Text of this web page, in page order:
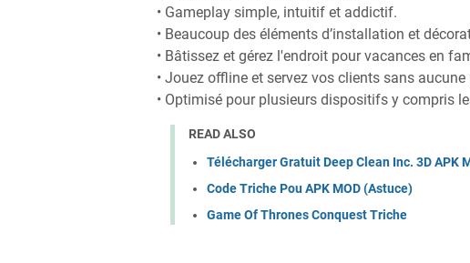
• Gameplay simple, intuitif et addictif.
• Beaucoup des éléments d’installation et
• Bâtissez et gérez l'endroit pour vacances en
• Jouez offline et servez vos clients sans aucune
• Optimisé pour plusieurs dispositifs y compris
READ ALSO
Télécharger Gratuit Deep Clean Inc. 3D APK
Code Triche Pou APK MOD (Astuce)
Game Of Thrones Conquest Triche